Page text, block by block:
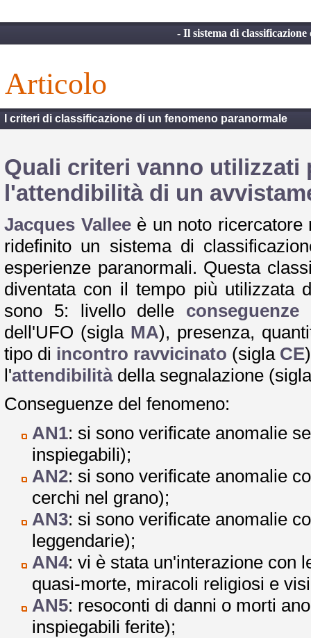
- Il sistema di
articolo
I criteri di classificazione di un fenomeno paranormale
Quali criteri vanno utilizzati
l'attendibilità di un
Jacques Valleeè un noto ricercatore
ridefinito un sistema di
esperienze paranormali. Questa
diventata con il tempo più utilizzata
sono 5: livello delle conseguenze
dell'UFO (sigla MA), presenza,
tipo di incontro ravvicinato (sigla CE
l'attendibilitàdella segnalazione
Conseguenze del fenomeno:
AN1: si sono verificate anomalie
inspiegabili);
AN2: si sono verificate anomalie
cerchi nel grano);
AN3: si sono verificate anomalie
leggendarie);
AN4: vi è stata un'interazione con
quasi-morte, miracoli religiosi e
AN5: resoconti di danni o morti
inspiegabili ferite);